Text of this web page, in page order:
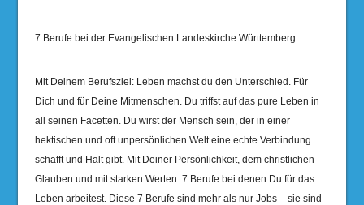
7 Berufe bei der Evangelischen Landeskirche Württemberg
Mit Deinem Berufsziel: Leben machst du den Unterschied. Für
Dich und für Deine Mitmenschen. Du triffst auf das pure Leben in
all seinen Facetten. Du wirst der Mensch sein, der in einer
hektischen und oft unpersönlichen Welt eine echte Verbindung
schafft und Halt gibt. Mit Deiner Persönlichkeit, dem christlichen
Glauben und mit starken Werten. 7 Berufe bei denen Du für das
Leben arbeitest. Diese 7 Berufe sind mehr als nur Jobs – sie sind